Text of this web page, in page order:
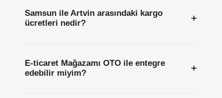
Samsun ile Artvin arasındaki kargo
ücretleri nedir?
+
E-ticaret Mağazamı OTO ile entegre
edebilir miyim?
+